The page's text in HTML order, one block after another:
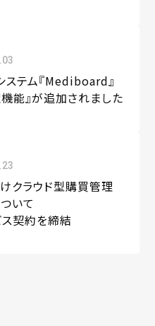
テム『Mediboard』
能』が追加されました
クラウド型購買管理
いて
契約を締結